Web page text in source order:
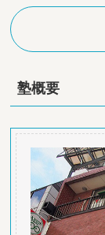
塾概要